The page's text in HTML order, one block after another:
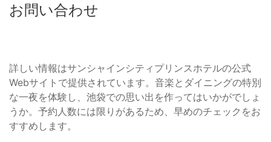
お問い合わせ
詳しい情報はサンシャインシティプリンスホテルの公式
Webサイトで提供されています。音楽とダイニングの特別
な一夜を体験し、池袋での思い出を作ってはいかがでしょ
うか。予約人数には限りがあるため、早めのチェックをお
すすめします。